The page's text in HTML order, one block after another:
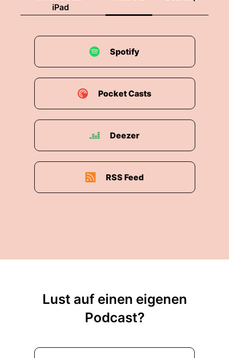
iPad
Spotify
Pocket Casts
Deezer
RSS Feed
Lust auf einen eigenen
Podcast?